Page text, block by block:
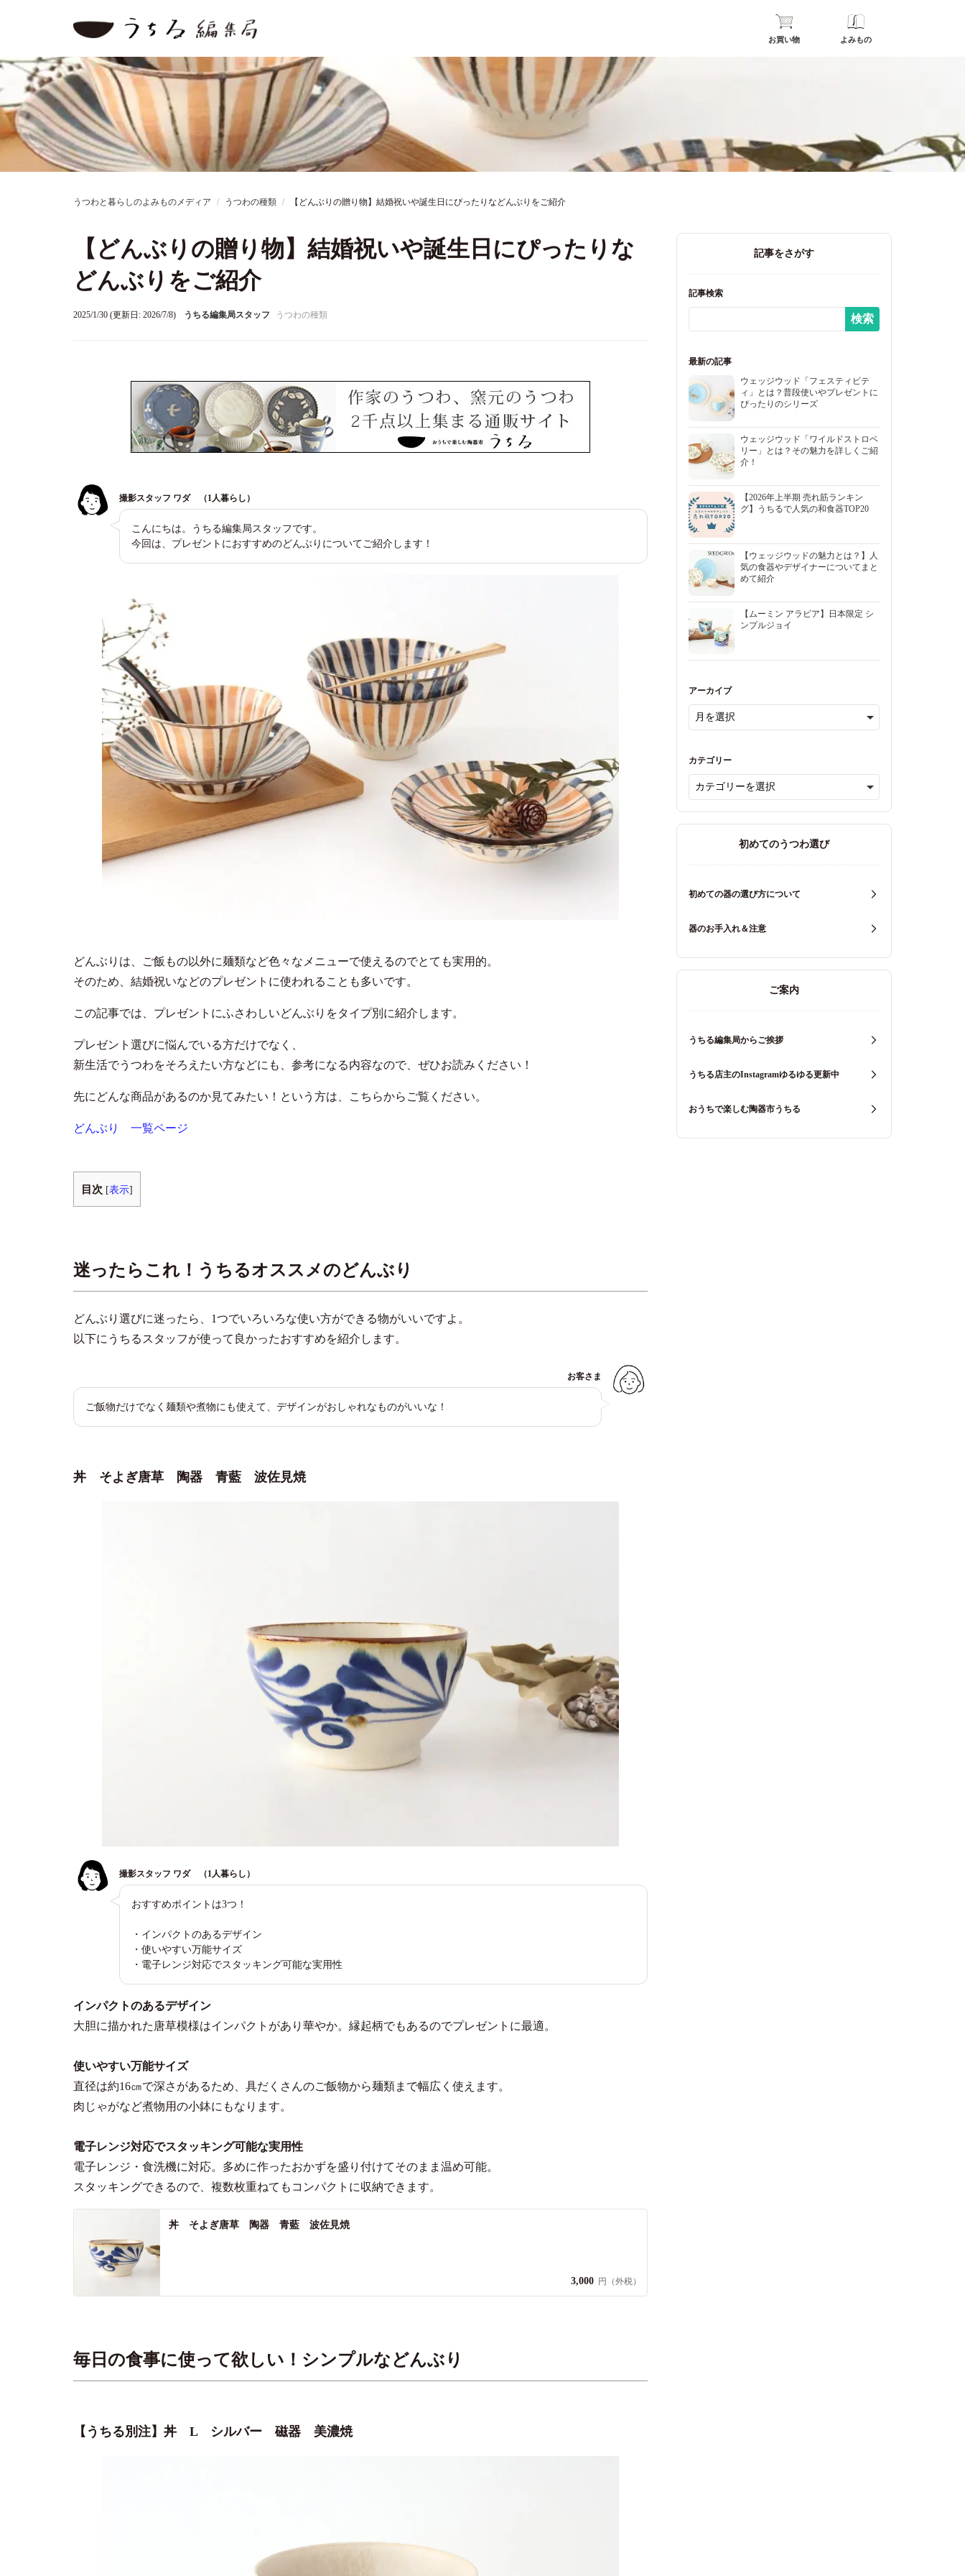
お買い物 よみもの
うつわと暮らしのよみものメディア うつわの種類 【どんぶりの贈り物】結婚祝いや誕生日にぴったりなどんぶりをご紹介
【どんぶりの贈り物】結婚祝いや誕生日にぴったりな
どんぶりをご紹介
2025/1/30 (更新日: 2026/7/8) うちる編集局スタッフ うつわの種類
撮影スタッフ ワダ （1人暮らし）
こんにちは。うちる編集局スタッフです。
今回は、プレゼントにおすすめのどんぶりについてご紹介します！
どんぶりは、ご飯もの以外に麺類など色々なメニューで使えるのでとても実用的。
そのため、結婚祝いなどのプレゼントに使われることも多いです。
この記事では、プレゼントにふさわしいどんぶりをタイプ別に紹介します。
プレゼント選びに悩んでいる方だけでなく、
新生活でうつわをそろえたい方などにも、参考になる内容なので、ぜひお読みください！
先にどんな商品があるのか見てみたい！という方は、こちらからご覧ください。
どんぶり 一覧ページ
目次 [表示]
迷ったらこれ！うちるオススメのどんぶり
どんぶり選びに迷ったら、1つでいろいろな使い方ができる物がいいですよ。
以下にうちるスタッフが使って良かったおすすめを紹介します。
お客さま
ご飯物だけでなく麺類や煮物にも使えて、デザインがおしゃれなものがいいな！
丼 そよぎ唐草 陶器 青藍 波佐見焼
撮影スタッフ ワダ （1人暮らし）
おすすめポイントは3つ！
・インパクトのあるデザイン
・使いやすい万能サイズ
・電子レンジ対応でスタッキング可能な実用性
インパクトのあるデザイン
大胆に描かれた唐草模様はインパクトがあり華やか。縁起柄でもあるのでプレゼントに最適。
使いやすい万能サイズ
直径は約16㎝で深さがあるため、具だくさんのご飯物から麺類まで幅広く使えます。
肉じゃがなど煮物用の小鉢にもなります。
電子レンジ対応でスタッキング可能な実用性
電子レンジ・食洗機に対応。多めに作ったおかずを盛り付けてそのまま温め可能。
スタッキングできるので、複数枚重ねてもコンパクトに収納できます。
丼 そよぎ唐草 陶器 青藍 波佐見焼
3,000 円（外税）
毎日の食事に使って欲しい！シンプルなどんぶり
【うちる別注】丼 L シルバー 磁器 美濃焼
記事をさがす
記事検索
最新の記事
ウェッジウッド「フェスティビテ
ィ」とは？普段使いやプレゼントに
ぴったりのシリーズ
ウェッジウッド「ワイルドストロベ
リー」とは？その魅力を詳しくご紹
介！
【2026年上半期 売れ筋ランキン
グ】うちるで人気の和食器TOP20
【ウェッジウッドの魅力とは？】人
気の食器やデザイナーについてまと
めて紹介
【ムーミン アラビア】日本限定 シ
ンプルジョイ
アーカイブ
カテゴリー
初めてのうつわ選び
初めての器の選び方について
器のお手入れ＆注意
ご案内
うちる編集局からご挨拶
うちる店主のInstagramゆるゆる更新中
おうちで楽しむ陶器市うちる